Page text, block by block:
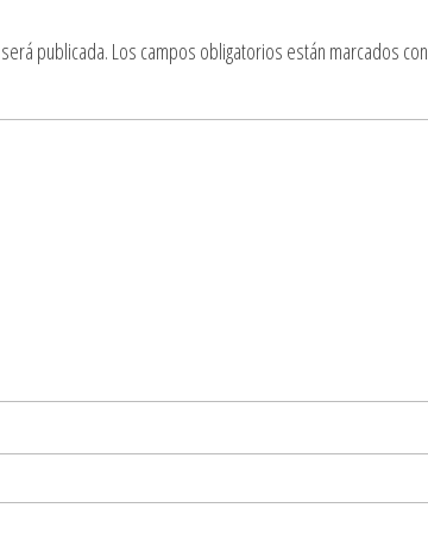
publicada. Los campos obligatorios están marcados con